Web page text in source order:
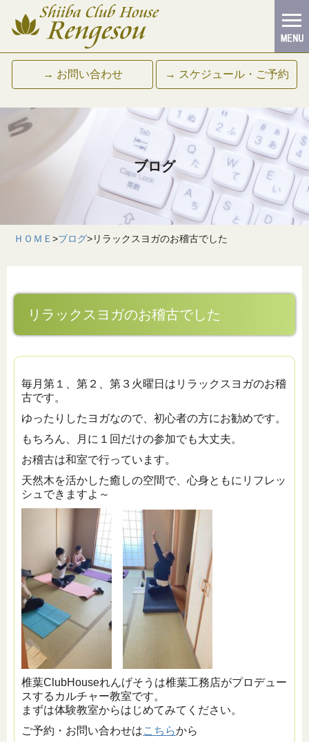
→ お問い合わせ → スケジュール・ご予約
ブログ
ＨＯＭＥ >ブログ>リラックスヨガのお稽古でした
リラックスヨガのお稽古でした
毎月第１、第２、第３火曜日はリラックスヨガのお稽
古です。
ゆったりしたヨガなので、初心者の方にお勧めです。
もちろん、月に１回だけの参加でも大丈夫。
お稽古は和室で行っています。
天然木を活かした癒しの空間で、心身ともにリフレッ
シュできますよ～
椎葉ClubHouseれんげそうは椎葉工務店がプロデュー
スするカルチャー教室です。
まずは体験教室からはじめてみてください。
ご予約・お問い合わせはこちらから